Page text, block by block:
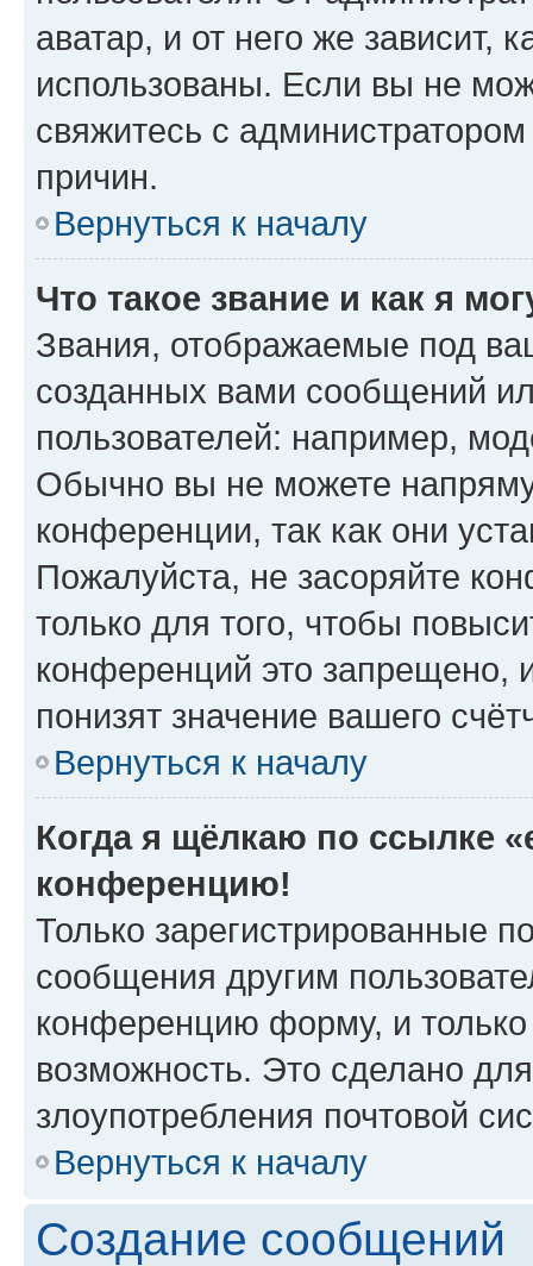
аватар, и от него же зависит,
использованы. Если вы не
свяжитесь с
причин.
Вернуться к началу
Что такое звание и как я
Звания, отображаемые под
созданных вами сообщений
пользователей: например,
Обычно вы не можете
конференции, так как они
Пожалуйста, не засоряйте
только для того, чтобы
конференций это запрещено,
понизят значение вашего
Вернуться к началу
Когда я щёлкаю по ссылке
конференцию!
Только зарегистрированные
сообщения другим
конференцию форму, и
возможность. Это сделано
злоупотребления почтовой
Вернуться к началу
Создание сообщений